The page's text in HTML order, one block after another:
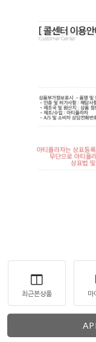
최근본상품 마